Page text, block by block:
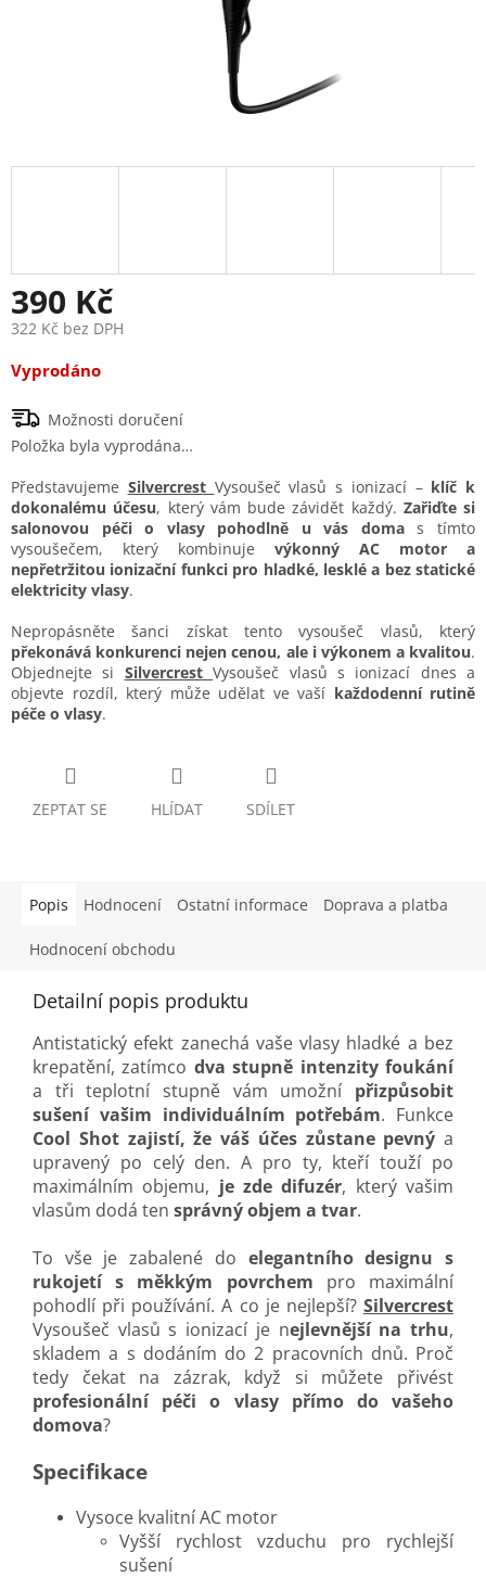
390 Kč
322 Kč bez DPH
cena:
Vyprodáno
Možnosti doručení
Položka byla vyprodána…
Představujeme Silvercrest Vysoušeč vlasů s ionizací – klíč k
dokonalému účesu, který vám bude závidět každý. Zařiďte si
salonovou péči o vlasy pohodlně u vás domas tímto
vysoušečem, který kombinuje výkonný AC motor a
nepřetržitou ionizační funkci pro hladké, lesklé a bez statické
elektricity vlasy.
Nepropásněte šanci získat tento vysoušeč vlasů, který
překonává konkurenci nejen cenou, ale i výkonem a kvalitou.
Objednejte si Silvercrest Vysoušeč vlasů s ionizací dnes a
objevte rozdíl, který může udělat ve vaší každodenní rutině
péče o vlasy.
ZEPTAT SE HLÍDAT SDÍLET
Popis Hodnocení Ostatní informace Doprava a platba
Hodnocení obchodu
Detailní popis produktu
Antistatický efekt zanechá vaše vlasy hladké a bez
krepatění, zatímco dva stupně intenzity foukání
a tři teplotní stupně vám umožní přizpůsobit
sušení vašim individuálním potřebám. Funkce
Cool Shot zajistí, že váš účes zůstane pevný a
upravený po celý den. A pro ty, kteří touží po
maximálním objemu, je zde difuzér, který vašim
vlasům dodá ten správný objem a tvar.
To vše je zabalené do elegantního designu s
rukojetí s měkkým povrchem pro maximální
pohodlí při používání. A co je nejlepší? Silvercrest
Vysoušeč vlasů s ionizací je nejlevnější na trhu,
skladem a s dodáním do 2 pracovních dnů. Proč
tedy čekat na zázrak, když si můžete přivést
profesionální péči o vlasy přímo do vašeho
domova?
Specifikace
Vysoce kvalitní AC motor
Vyšší rychlost vzduchu pro rychlejší
sušení